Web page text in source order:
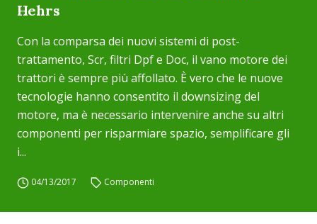
Hehrs
Con la comparsa dei nuovi sistemi di post-
trattamento, Scr, filtri Dpf e Doc, il vano motore dei
trattori è sempre più affollato. È vero che le nuove
tecnologie hanno consentito il downsizing del
motore, ma è necessario intervenire anche su altri
componenti per risparmiare spazio, semplificare gli
i...
04/13/2017 Componenti